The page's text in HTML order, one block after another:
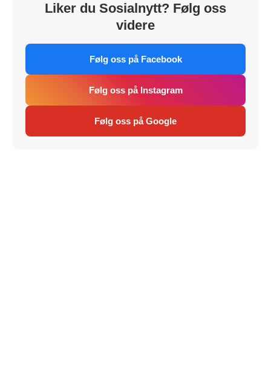
Liker du Sosialnytt? Følg oss
videre
Følg oss på Facebook
Følg oss på Instagram
Følg oss på Google